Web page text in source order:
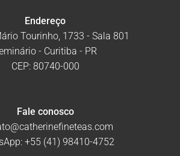
Endereço
Tourinho, 1733 - Sala 801
- Curitiba - PR
CEP: 80740-000
Fale conosco
+55 (41) 98410-4752